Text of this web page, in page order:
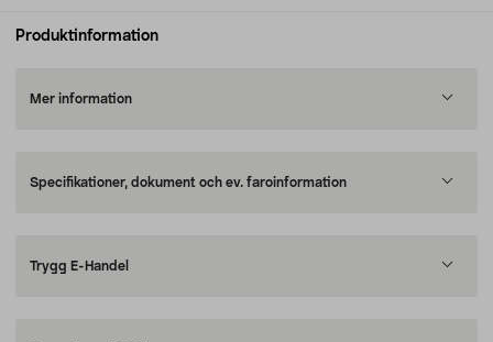
Produktinformation
Mer information
Specifikationer, dokument och ev. faroinformation
Trygg E-Handel